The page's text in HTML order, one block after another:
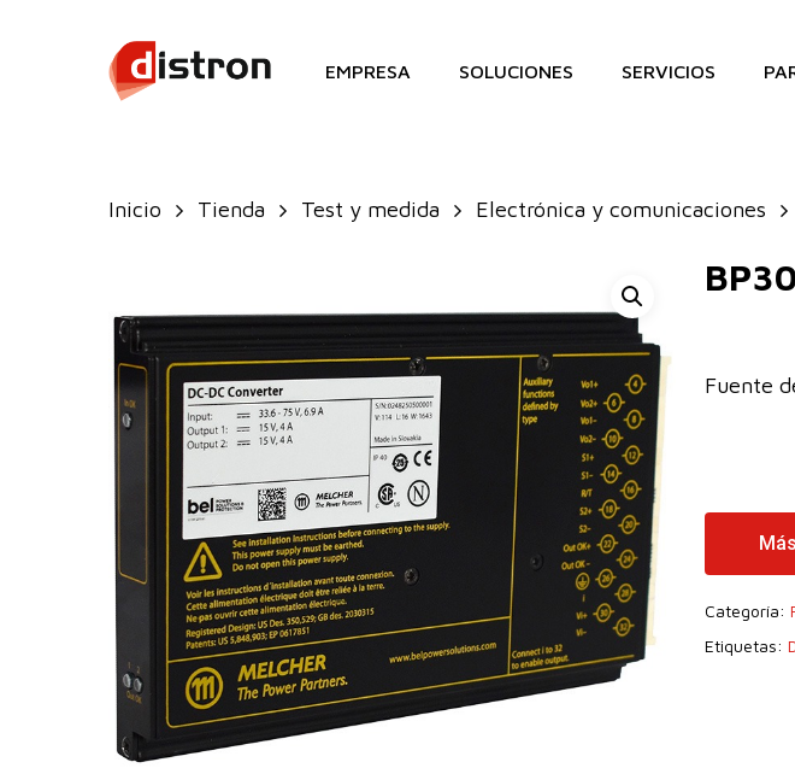
EMPRESA SOLUCIONES SERVICIOS
Inicio Tienda Test y medida Electrónica y comunicaciones
Fuente
Categoría:
Etiquetas: